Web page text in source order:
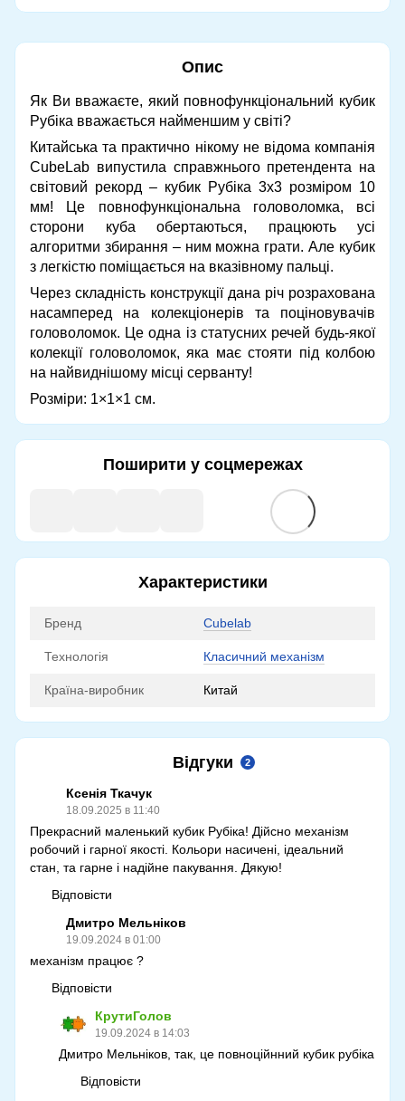
Опис
Як Ви вважаєте, який повнофункціональний кубик
Рубіка вважається найменшим у світі?
Китайська та практично нікому не відома компанія
CubeLab випустила справжнього претендента на
світовий рекорд – кубик Рубіка 3x3 розміром 10
мм! Це повнофункціональна головоломка, всі
сторони куба обертаються, працюють усі
алгоритми збирання – ним можна грати. Але кубик
з легкістю поміщається на вказівному пальці.
Через складність конструкції дана річ розрахована
насамперед на колекціонерів та поціновувачів
головоломок. Це одна із статусних речей будь-якої
колекції головоломок, яка має стояти під колбою
на найвиднішому місці серванту!
Розміри: 1×1×1 см.
Поширити у соцмережах
Характеристики
Бренд Cubelab
Технологія Класичний механізм
Країна-виробник Китай
Відгуки 2
Ксенія Ткачук
18.09.2025 в 11:40
Прекрасний маленький кубик Рубіка! Дійсно механізм
робочий і гарної якості. Кольори насичені, ідеальний
стан, та гарне і надійне пакування. Дякую!
Відповісти
Дмитро Мельніков
19.09.2024 в 01:00
механізм працює ?
Відповісти
КрутиГолов
19.09.2024 в 14:03
Дмитро Мельніков, так, це повноційнний кубик рубіка
Відповісти